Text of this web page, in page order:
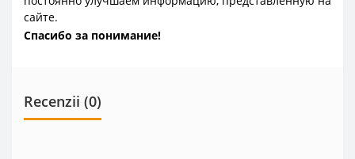
сайте.
Спасибо за понимание!
Recenzii (0)